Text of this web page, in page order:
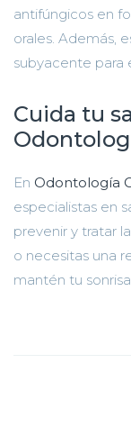
antifúngicos en
orales. Además,
subyacente para
Cuida tu
En Odontología
especialistas en
prevenir y tratar
o necesitas una
mantén tu